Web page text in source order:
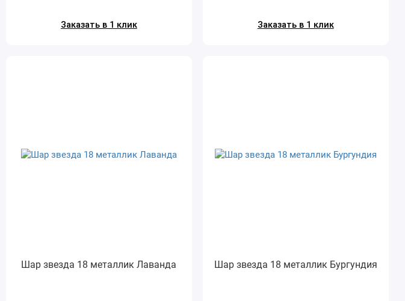
Заказать в 1 клик Заказать в 1 клик
Шар звезда 18 металлик Лаванда Шар звезда 18 металлик Бургундия